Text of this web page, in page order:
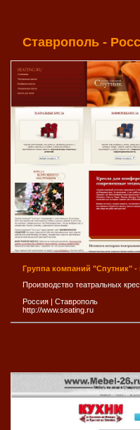
Ставрополь -
Группа компаний "Спутник" -
Производство театральных
Россия | Ставрополь
http://www.seating.ru